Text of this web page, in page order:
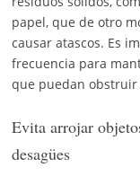
papel, que de otro
causar atascos. Es
frecuencia para
que puedan obstruir
Evita arrojar
desagües